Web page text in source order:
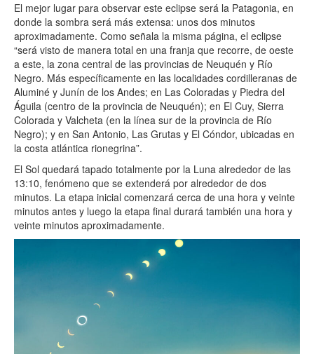
El mejor lugar para observar este eclipse será la Patagonia, en
donde la sombra será más extensa: unos dos minutos
aproximadamente. Como señala la misma página, el eclipse
“será visto de manera total en una franja que recorre, de oeste
a este, la zona central de las provincias de Neuquén y Río
Negro. Más específicamente en las localidades cordilleranas de
Aluminé y Junín de los Andes; en Las Coloradas y Piedra del
Águila (centro de la provincia de Neuquén); en El Cuy, Sierra
Colorada y Valcheta (en la línea sur de la provincia de Río
Negro); y en San Antonio, Las Grutas y El Cóndor, ubicadas en
la costa atlántica rionegrina”.
El Sol quedará tapado totalmente por la Luna alrededor de las
13:10, fenómeno que se extenderá por alrededor de dos
minutos. La etapa inicial comenzará cerca de una hora y veinte
minutos antes y luego la etapa final durará también una hora y
veinte minutos aproximadamente.